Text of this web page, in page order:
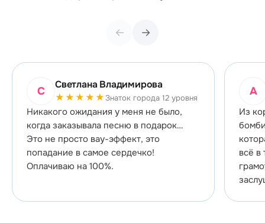
← →
С Светлана Владимирова
★★★★★Знаток города 12 уровня
Никакого ожидания у меня не было,
когда заказывала песню в подарок…
Это не просто вау-эффект, это
попадание в самое сердечко!
Оплачиваю на 100%.
А
Из
всё в